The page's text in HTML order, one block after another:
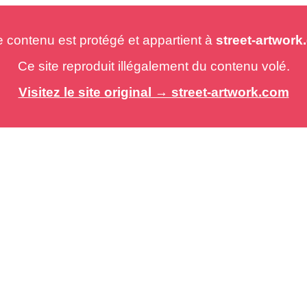
est protégé et appartient à street-
Ce site reproduit illégalement du contenu volé.
Visitez le site original → street-artwork.com